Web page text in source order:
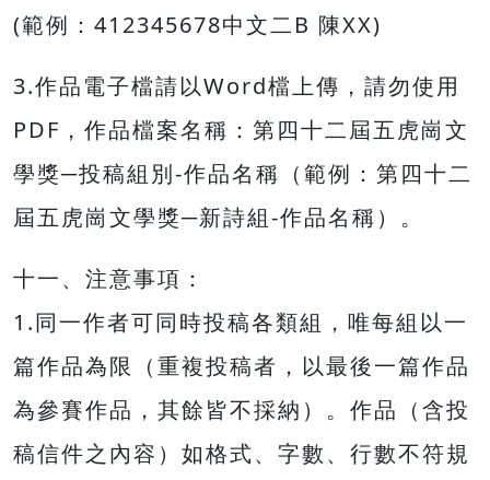
(範例：412345678中文二B 陳XX)
3.作品電子檔請以Word檔上傳，請勿使用
PDF，作品檔案名稱：第四十二屆五虎崗文
學獎─投稿組別-作品名稱（範例：第四十二
屆五虎崗文學獎─新詩組-作品名稱）。
十一、注意事項：
1.同一作者可同時投稿各類組，唯每組以一
篇作品為限（重複投稿者，以最後一篇作品
為參賽作品，其餘皆不採納）。作品（含投
稿信件之內容）如格式、字數、行數不符規